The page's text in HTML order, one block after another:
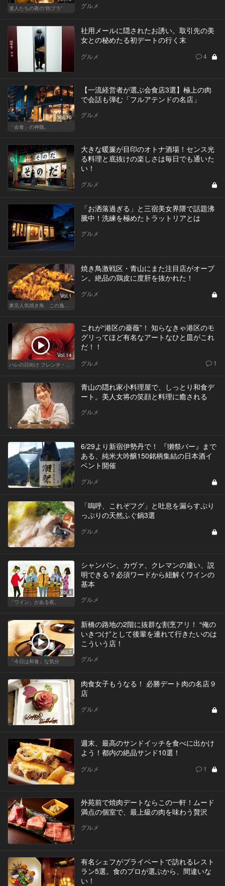
達人たちの夜の“街ブラ”
グルメ
社用メールに隠されたお誘い。取引先の美
女との秘めたる初デートの行く末
グルメ 4
Vol.10
「会食」の神髄。
【一流経営者が選ぶ会食店3選】極上の肉
で会話も弾む「フルアテンドの名店」
グルメ
大きな暖簾が目印のオトナ酒場！センス光
る料理と底抜けの楽しさは毎日でも通いた
い！
グルメ
「お洒落過ぎる」と三宿美女界隈で話題沸
騰中！洗練を極めたトラットリアとは
グルメ
Vol.1
東京人気焼き鳥 この逸品を食べに行きたい
焼き鳥激戦区・青山にまた注目店がオープ
ン。絶品の鶏皮に度肝を抜かれた！
グルメ
Vol.14
これが“港区の薔薇”！ 知らなきゃ港区のモ
グリってほど有名なアートなひと皿がこれ
だ！！
グルメ 1
青山の隠れ家小料理屋で、しっとり和食デ
ート。美人女将の笑顔と料理に癒される
グルメ
6/29より新宿伊勢丹で！ 『獺祭バー』まで
ある、純米大吟醸150銘柄集結の日本酒イ
ベント開催
グルメ
「嗚呼、これぞフグ」と吐息を漏らすぷり
っぷりの天然ふぐ鍋3選
グルメ
Vol.4
「ワイン」がある夜。
シャンパン、カヴァ、クレマンの違い、説
明できる？必須ワードから紐解くワインの
基本
グルメ
Vol.7
「今日は和食」な気分
新橋の路地の2階に抜群な割烹アリ！ “俺の
いきつけ”として後輩を連れて行きたいのは
こういう店！
グルメ
肉食女子もうなる！ 必勝デート肉の名店９
店
グルメ
週末、最高のサンドイッチを食べに出かけ
よう！都内の絶品サンド10選！
グルメ 1
外苑前で焼肉デートならこの一軒！ムード
満点の個室で、最上級の肉を味わう贅沢
グルメ
有名シェフがプライベートで訪れるレスト
ラン5選。食のプロが選ぶから、間違いな
い！